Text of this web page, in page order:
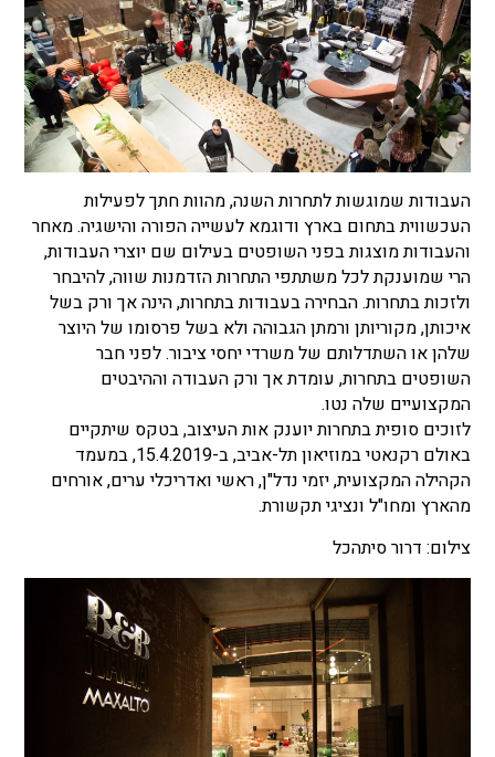
העבודות שמוגשות לתחרות השנה, מהוות חתך לפעילות
העכשווית בתחום בארץ ודוגמא לעשייה הפורה והישגיה. מאחר
והעבודות מוצגות בפני השופטים בעילום שם יוצרי העבודות,
הרי שמוענקת לכל משתתפי התחרות הזדמנות שווה, להיבחר
ולזכות בתחרות. הבחירה בעבודות בתחרות, הינה אך ורק בשל
איכותן, מקוריותן ורמתן הגבוהה ולא בשל פרסומו של היוצר
שלהן או השתדלותם של משרדי יחסי ציבור. לפני חבר
השופטים בתחרות, עומדת אך ורק העבודה וההיבטים
המקצועיים שלה נטו.
לזוכים סופית בתחרות יוענק אות העיצוב, בטקס שיתקיים
באולם רקנאטי במוזיאון תל-אביב, ב-15.4.2019, במעמד
הקהילה המקצועית, יזמי נדל"ן, ראשי ואדריכלי ערים, אורחים
מהארץ ומחו"ל ונציגי תקשורת.
צילום: דרור סיתהכל